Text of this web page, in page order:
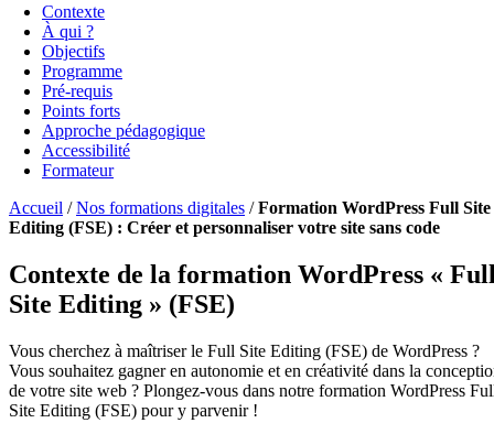
Contexte
À qui ?
Objectifs
Programme
Pré-requis
Points forts
Approche pédagogique
Accessibilité
Formateur
Accueil /Nos formations digitales /Formation WordPress Full Site
Editing (FSE) : Créer et personnaliser votre site sans code
Contexte de la formation WordPress «
Site Editing » (FSE)
Vous cherchez à maîtriser le Full Site Editing (FSE) de WordPress ?
Vous souhaitez gagner en autonomie et en créativité dans la
de votre site web ? Plongez-vous dans notre formation WordPress
Site Editing (FSE) pour y parvenir !